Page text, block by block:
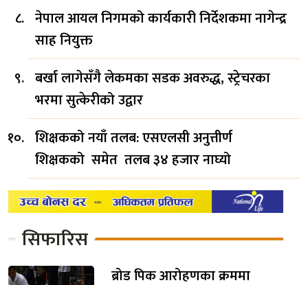
नेपाल आयल निगमको कार्यकारी निर्देशकमा नागेन्द्र
साह नियुक्त
बर्खा लागेसँगै लेकमका सडक अवरुद्ध, स्ट्रेचरका
भरमा सुत्केरीको उद्वार
शिक्षकको नयाँ तलब: एसएलसी अनुत्तीर्ण
शिक्षकको समेत तलब ३४ हजार नाघ्यो
सिफारिस
ब्रोड पिक आरोहणका क्रममा